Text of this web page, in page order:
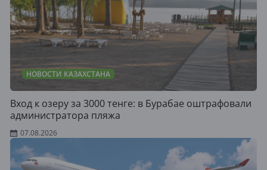
НОВОСТИ КАЗАХСТАНА
Вход к озеру за 3000 тенге: в Бурабае оштрафовали
администратора пляжа
07.08.2026